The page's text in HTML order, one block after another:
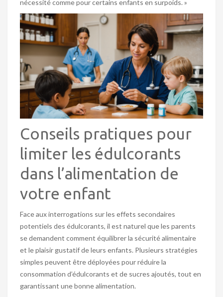
nécessité comme pour certains enfants en surpoids. »
Conseils pratiques pour
limiter les édulcorants
dans l’alimentation de
votre enfant
Face aux interrogations sur les effets secondaires
potentiels des édulcorants, il est naturel que les parents
se demandent comment équilibrer la sécurité alimentaire
et le plaisir gustatif de leurs enfants. Plusieurs stratégies
simples peuvent être déployées pour réduire la
consommation d’édulcorants et de sucres ajoutés, tout en
garantissant une bonne alimentation.